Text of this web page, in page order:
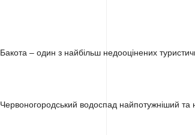
Бакота – один з найбільш недооцінених
Червоногородський водоспад найпотужніший та